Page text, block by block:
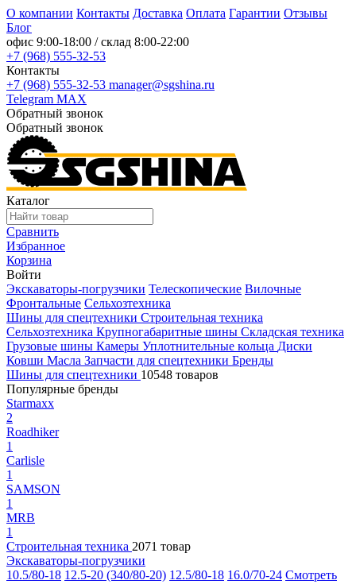
О компании Контакты Доставка Оплата Гарантии Отзывы
Блог
офис 9:00-18:00 / склад 8:00-22:00
+7 (968) 555-32-53
Контакты
+7 (968) 555-32-53 manager@sgshina.ru
Telegram MAX
Обратный звонок
Обратный звонок
Каталог
Сравнить
Избранное
Корзина
Войти
Экскаваторы-погрузчики Телескопические Вилочные
Фронтальные Сельхозтехника
Шины для спецтехники Строительная техника
Сельхозтехника Крупногабаритные шины Складская техника
Грузовые шины Камеры Уплотнительные кольца Диски
Ковши Масла Запчасти для спецтехники Бренды
Шины для спецтехники 10548 товаров
Популярные бренды
Starmaxx
2
Roadhiker
1
Carlisle
1
SAMSON
1
MRB
1
Строительная техника 2071 товар
Экскаваторы-погрузчики
10.5/80-18 12.5-20 (340/80-20) 12.5/80-18 16.0/70-24 Смотреть